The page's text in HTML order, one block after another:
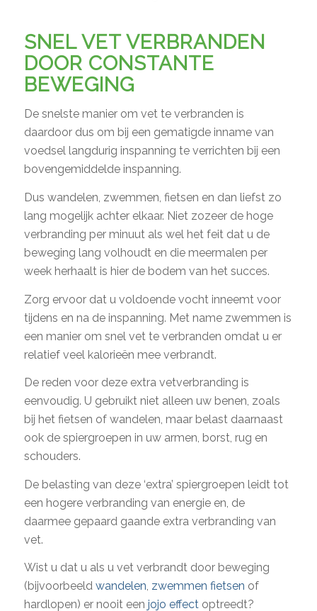
SNEL VET VERBRANDEN
DOOR CONSTANTE
BEWEGING
De snelste manier om vet te verbranden is
daardoor dus om bij een gematigde inname van
voedsel langdurig inspanning te verrichten bij een
bovengemiddelde inspanning.
Dus wandelen, zwemmen, fietsen en dan liefst zo
lang mogelijk achter elkaar. Niet zozeer de hoge
verbranding per minuut als wel het feit dat u de
beweging lang volhoudt en die meermalen per
week herhaalt is hier de bodem van het succes.
Zorg ervoor dat u voldoende vocht inneemt voor
tijdens en na de inspanning. Met name zwemmen is
een manier om snel vet te verbranden omdat u er
relatief veel kalorieën mee verbrandt.
De reden voor deze extra vetverbranding is
eenvoudig. U gebruikt niet alleen uw benen, zoals
bij het fietsen of wandelen, maar belast daarnaast
ook de spiergroepen in uw armen, borst, rug en
schouders.
De belasting van deze ‘extra’ spiergroepen leidt tot
een hogere verbranding van energie en, de
daarmee gepaard gaande extra verbranding van
vet.
Wist u dat u als u vet verbrandt door beweging
(bijvoorbeeld wandelen, zwemmen fietsen of
hardlopen) er nooit een jojo effectoptreedt?